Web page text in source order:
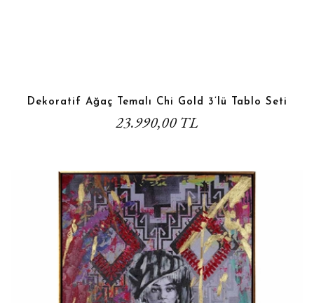
Dekoratif Ağaç Temalı Chi Gold 3’lü Tablo Seti
23.990,00 TL